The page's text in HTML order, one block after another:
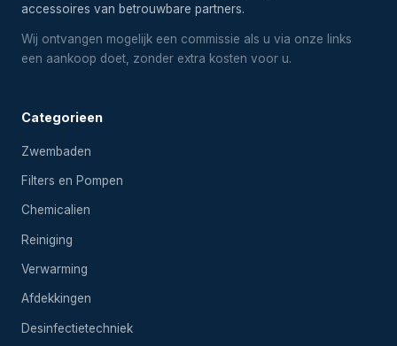
accessoires van betrouwbare partners.
Wij ontvangen mogelijk een commissie als u via onze links
een aankoop doet, zonder extra kosten voor u.
Categorieen
Zwembaden
Filters en Pompen
Chemicalien
Reiniging
Verwarming
Afdekkingen
Desinfectietechniek